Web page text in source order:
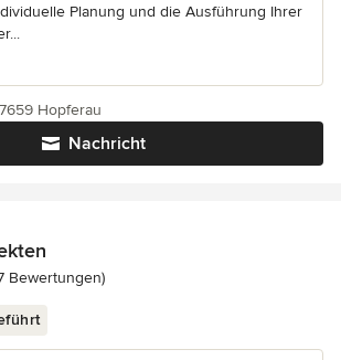
Planung und die Ausführung Ihrer
Nachricht
Hopferau
5 von 5 Sternen
Bewertungen)